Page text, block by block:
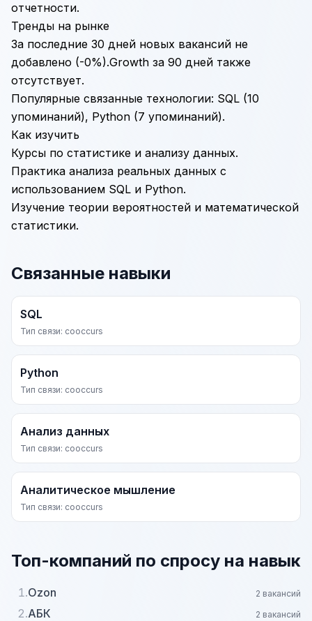
отчетности.
Тренды на рынке
За последние 30 дней новых вакансий не
добавлено (-0%).Growth за 90 дней также
отсутствует.
Популярные связанные технологии: SQL (10
упоминаний), Python (7 упоминаний).
Как изучить
Курсы по статистике и анализу данных.
Практика анализа реальных данных с
использованием SQL и Python.
Изучение теории вероятностей и математической
статистики.
Связанные навыки
SQL
Тип связи: cooccurs
Python
Тип связи: cooccurs
Анализ данных
Тип связи: cooccurs
Аналитическое мышление
Тип связи: cooccurs
Топ-компаний по спросу на навык
1.Ozon 2 вакансий
2.АБК 2 вакансий